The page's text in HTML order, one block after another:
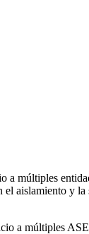
múltiples
aislamiento
a múltiples